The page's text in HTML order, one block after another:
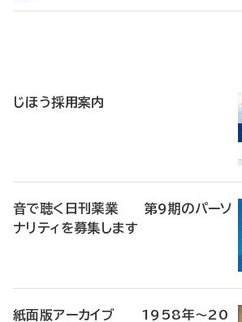
じほう採用案内
音で聴く日刊薬業 第9期のパーソ
ナリティを募集します
紙面版アーカイブ 1958年～20